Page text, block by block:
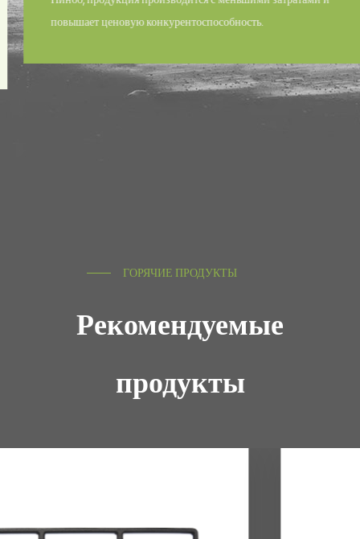
повышает ценовую конкурентоспособность.
ГОРЯЧИЕ ПРОДУКТЫ
Рекомендуемые
продукты